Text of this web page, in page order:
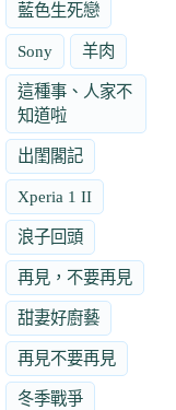
藍色生死戀
Sony 羊肉
這種事、人家不
知道啦
出閨閣記
Xperia 1 II
浪子回頭
再見，不要再見
甜妻好廚藝
再見不要再見
冬季戰爭